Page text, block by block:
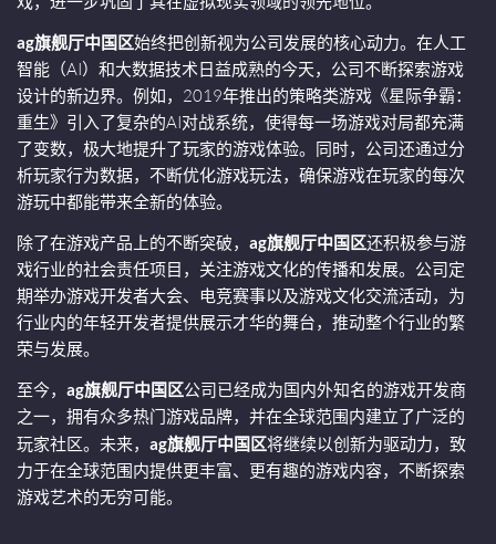
ag旗舰厅中国区始终把创新视为公司发展的核心动力。在人工
智能（AI）和大数据技术日益成熟的今天，公司不断探索游戏
设计的新边界。例如，2019年推出的策略类游戏《星际争霸：
重生》引入了复杂的AI对战系统，使得每一场游戏对局都充满
了变数，极大地提升了玩家的游戏体验。同时，公司还通过分
析玩家行为数据，不断优化游戏玩法，确保游戏在玩家的每次
游玩中都能带来全新的体验。
除了在游戏产品上的不断突破， ag旗舰厅中国区还积极参与游
戏行业的社会责任项目，关注游戏文化的传播和发展。公司定
期举办游戏开发者大会、电竞赛事以及游戏文化交流活动，为
行业内的年轻开发者提供展示才华的舞台，推动整个行业的繁
荣与发展。
至今， ag旗舰厅中国区公司已经成为国内外知名的游戏开发商
之一，拥有众多热门游戏品牌，并在全球范围内建立了广泛的
玩家社区。未来， ag旗舰厅中国区将继续以创新为驱动力，致
力于在全球范围内提供更丰富、更有趣的游戏内容，不断探索
游戏艺术的无穷可能。